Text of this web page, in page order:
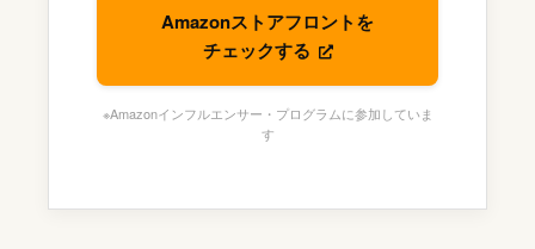
Amazonストアフロントを
チェックする
※Amazonインフルエンサー・プログラムに参加していま
す